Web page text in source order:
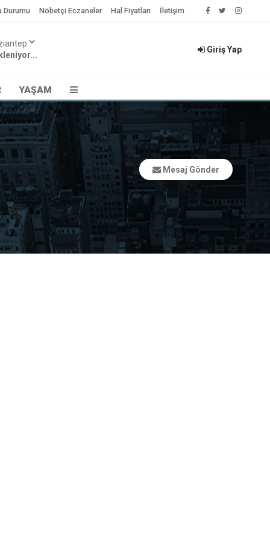
Durumu Nöbetçi Eczaneler Hal Fiyatları İletişim
Giriş Yap
YAŞAM
Mesaj Gönder